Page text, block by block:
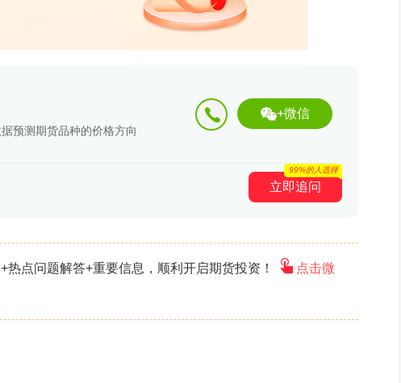
预测期货品种的价格方向
+微信
立即追问
99%的人选择
点问题解答+重要信息，顺利开启期货投资！ 点击微